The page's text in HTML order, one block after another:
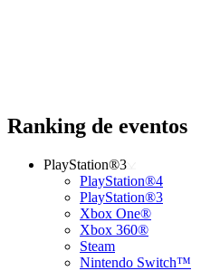
Ranking de eventos
PlayStation®3
PlayStation®4
PlayStation®3
Xbox One®
Xbox 360®
Steam
Nintendo Switch™